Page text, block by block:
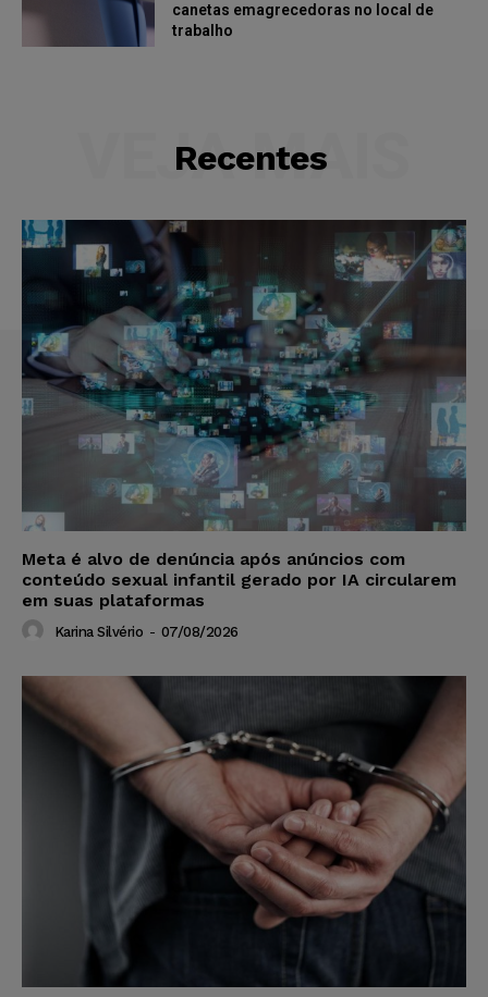
canetas emagrecedoras no local de
trabalho
Recentes
VEJA MAIS
Meta é alvo de denúncia após anúncios com
conteúdo sexual infantil gerado por IA circularem
em suas plataformas
Karina Silvério - 07/08/2026